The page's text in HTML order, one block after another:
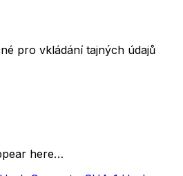
pro vkládání tajných údajů
here…